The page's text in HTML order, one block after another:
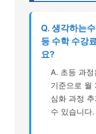
Q. 생각하는
등 수학 수강
요?
A. 초등 과
기준으로 월
심화 과정
수 있습니다.